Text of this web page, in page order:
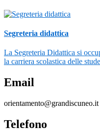
Segreteria didattica
La Segreteria Didattica si
la carriera scolastica delle
Email
orientamento@grandiscuneo.it
Telefono